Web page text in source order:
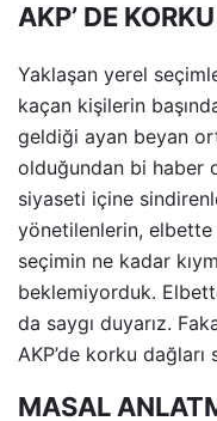
AKP’ DE
Yaklaşan yerel
kaçan kişilerin
geldiği ayan beyan
olduğundan bi haber
siyaseti içine
yönetilenlerin,
seçimin ne kadar
beklemiyorduk.
da saygı duyarız.
AKP’de korku
MASAL